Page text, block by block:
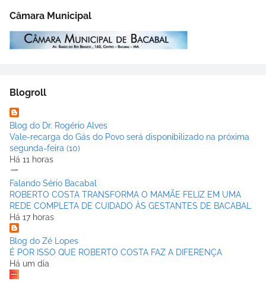
Câmara Municipal
Blogroll
Blog do Dr. Rogério Alves
Vale-recarga do Gás do Povo será disponibilizado na próxima
segunda-feira (10)
Há 11 horas
Falando Sério Bacabal
ROBERTO COSTA TRANSFORMA O MAMÃE FELIZ EM UMA
REDE COMPLETA DE CUIDADO ÀS GESTANTES DE BACABAL
Há 17 horas
Blog do Zé Lopes
É POR ISSO QUE ROBERTO COSTA FAZ A DIFERENÇA
Há um dia